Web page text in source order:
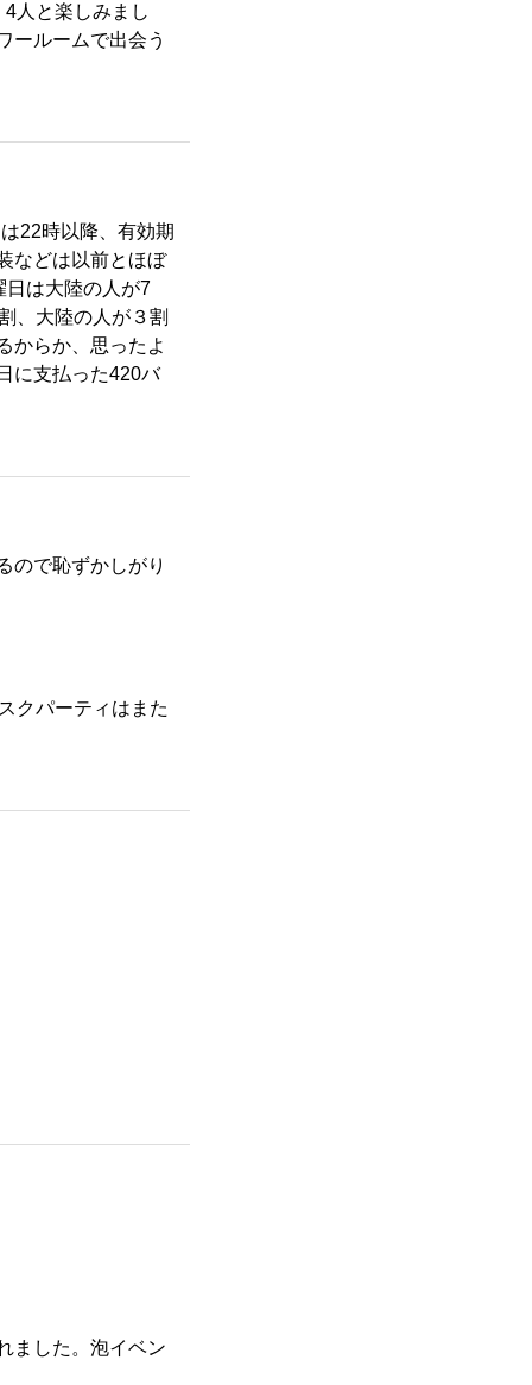
人と楽しみまし
ールームで出会う
22時以降、有効期
などは以前とほぼ
日は大陸の人が7
、大陸の人が３割
からか、思ったよ
に支払った420バ
ので恥ずかしがり
クパーティはまた
ました。泡イベン